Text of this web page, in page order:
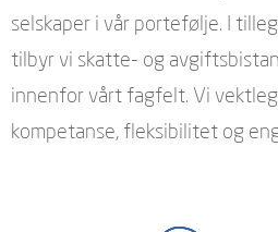
selskaper i vår portefølje. I
tilbyr vi skatte- og
innenfor vårt fagfelt. Vi
kompetanse, fleksibilitet og